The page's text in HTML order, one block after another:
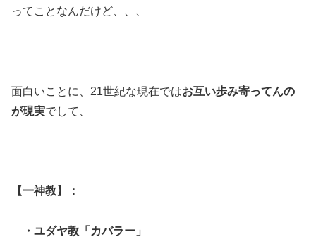
ってことなんだけど、、、
面白いことに、21世紀な現在ではお互い歩み寄ってんの
が現実でして、
【一神教】：
・ユダヤ教「カバラー」